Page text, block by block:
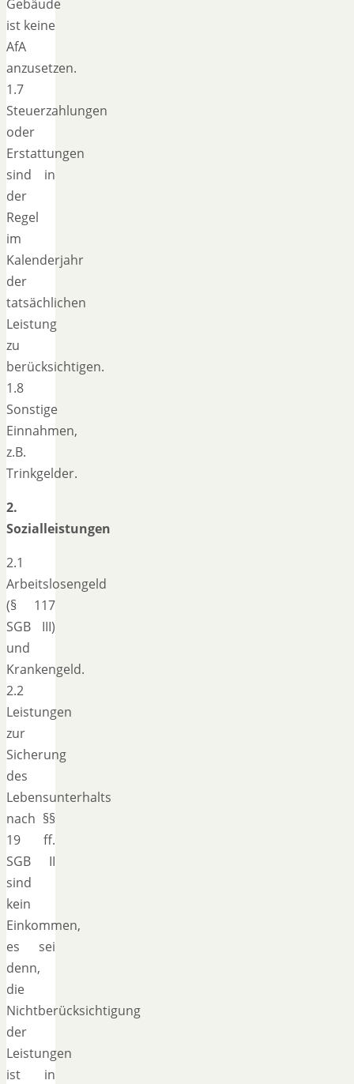
Gebäude
ist keine
AfA
anzusetzen.
1.7
Steuerzahlungen
oder
Erstattungen
sind in
der
Regel
im
Kalenderjahr
der
tatsächlichen
Leistung
zu
berücksichtigen.
1.8
Sonstige
Einnahmen,
z.B.
Trinkgelder.
2.
Sozialleistungen
2.1
Arbeitslosengeld
(§ 117
SGB III)
und
Krankengeld.
2.2
Leistungen
zur
Sicherung
des
Lebensunterhalts
nach §§
19 ff.
SGB II
sind
kein
Einkommen,
es sei
denn,
die
Nichtberücksichtigung
der
Leistungen
ist in